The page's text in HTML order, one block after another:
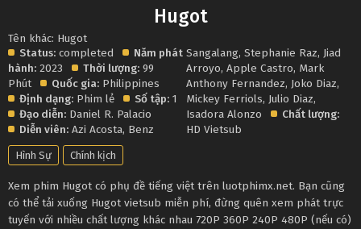
Hugot
Tên khác: Hugot
Status: completed
Năm phát
hành: 2023 Thời lượng: 99
Phút
Quốc gia: Philippines
Định dạng: Phim lẻ Số tập: 1
Đạo diễn: Daniel R. Palacio
Diễn viên: Azi Acosta, Benz
Sangalang,Stephanie Raz, Jiad
Arroyo,Apple Castro, Mark
Anthony Fernandez, Joko Diaz,
Mickey Ferriols, Julio Diaz,
Isadora Alonzo
Chất lượng:
HD Vietsub
Hình Sự Chính kịch
Xem phim Hugot có phụ đề tiếng việt trên luotphimx.net. Bạn cũng
có thể tải xuống Hugot vietsub miễn phí, đừng quên xem phát trực
tuyến với nhiều chất lượng khác nhau 720P 360P 240P 480P (nếu có)